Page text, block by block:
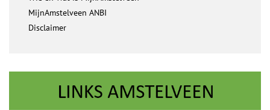
MijnAmstelveen ANBI
Disclaimer